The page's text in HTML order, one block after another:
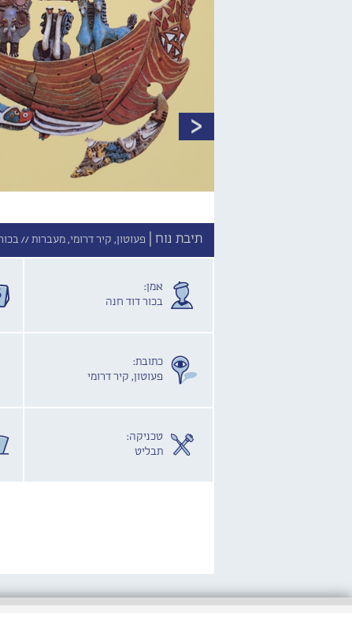
תיבת נוח | פעוטון, קיר דרומי, מעברות //
אמן:
בכור דוד חנה
כתובת:
פעוטון, קיר דרומי
טכניקה:
תבליט